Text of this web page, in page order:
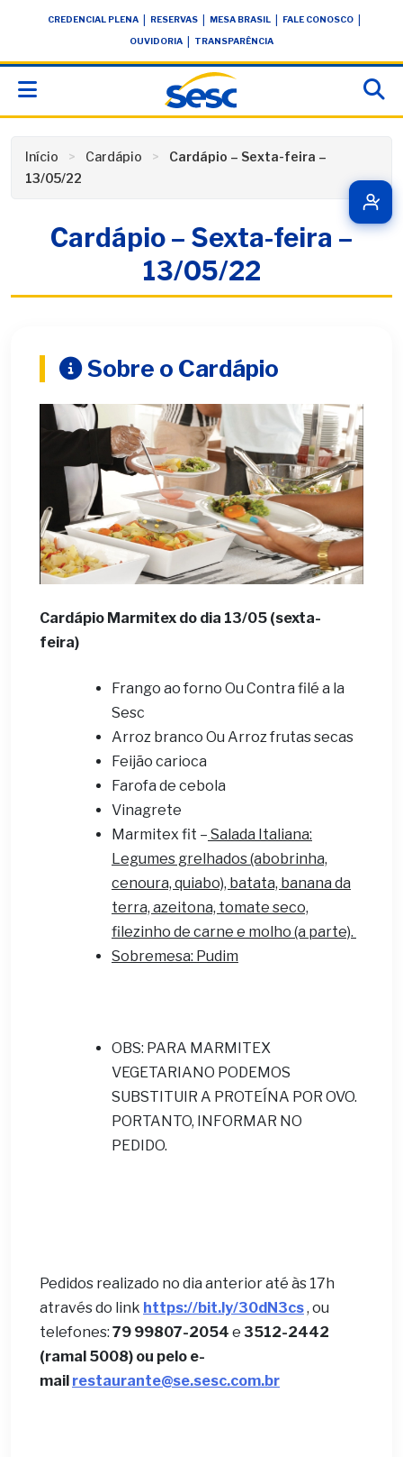
conteúdoCREDENCIAL PLENA RESERVAS MESA BRASIL FALE CONOSCO
OUVIDORIA TRANSPARÊNCIA
Início Cardápio
Cardápio – Sexta-feira –
13/05/22
Cardápio – Sexta-feira –
13/05/22
Sobre o Cardápio
Cardápio Marmitex do dia 13/05 (sexta-
feira)
Frango ao forno Ou Contra filé a la
Sesc
Arroz branco Ou Arroz frutas secas
Feijão carioca
Farofa de cebola
Vinagrete
Marmitex fit – Salada Italiana:
Legumes grelhados (abobrinha,
cenoura, quiabo), batata, banana da
terra, azeitona, tomate seco,
filezinho de carne e molho (a parte).
Sobremesa: Pudim
OBS: PARA MARMITEX
VEGETARIANO PODEMOS
SUBSTITUIR A PROTEÍNA POR OVO.
PORTANTO, INFORMAR NO
PEDIDO.
Pedidos realizado no dia anterior até às 17h
através do link https://bit.ly/30dN3cs, ou
telefones: 79 99807-2054 e 3512-2442
(ramal 5008) ou pelo e-
mail restaurante@se.sesc.com.br